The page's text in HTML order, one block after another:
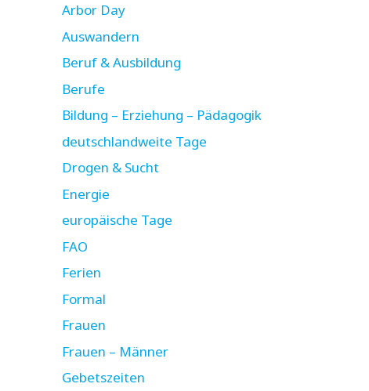
Arbor Day
Auswandern
Beruf & Ausbildung
Berufe
Bildung – Erziehung – Pädagogik
deutschlandweite Tage
Drogen & Sucht
Energie
europäische Tage
FAO
Ferien
Formal
Frauen
Frauen – Männer
Gebetszeiten